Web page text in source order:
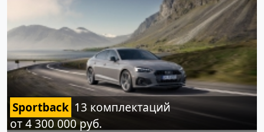
Sportback 13 комплектаций
от 4 300 000 руб.